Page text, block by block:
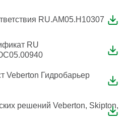
RU.AM05.H10307
RU
Veberton Гидробарьер
решений Veberton, Skipton,